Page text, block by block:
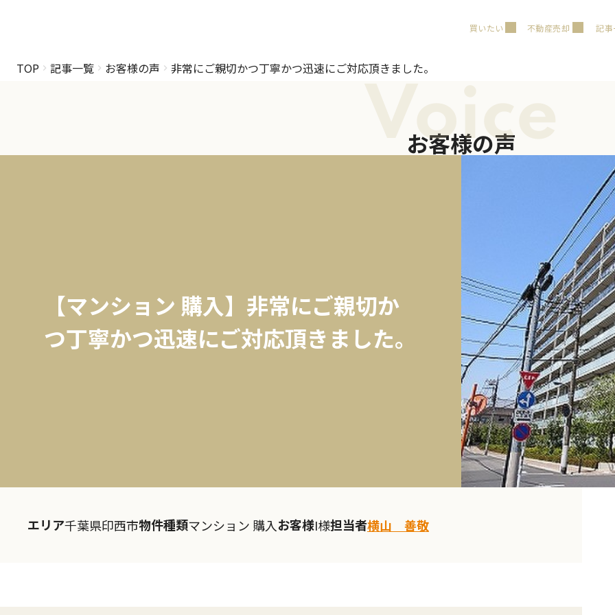
買いたい 不動産売却 記
TOP 記事一覧 お客様の声 非常にご親切かつ丁寧かつ迅速にご対応頂きました。
Voice
お客様の声
【マンション 購入】非常にご親切か
つ丁寧かつ迅速にご対応頂きました。
エリア千葉県印西市物件種類マンション 購入お客様I様担当者横山 善敬